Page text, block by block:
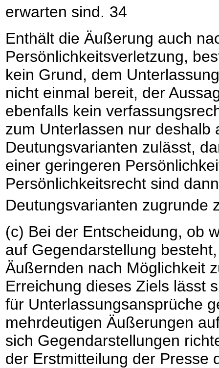
erwarten sind. 34
Enthält die Äußerung auch
Persönlichkeitsverletzung,
kein Grund, dem
nicht einmal bereit, der
ebenfalls kein
zum Unterlassen nur
Deutungsvarianten zulässt,
einer geringeren
Persönlichkeitsrecht sind
Deutungsvarianten zugrunde
(c) Bei der Entscheidung, ob
auf Gegendarstellung
Äußernden nach Möglichkeit
Erreichung dieses Ziels lässt
für Unterlassungsansprüche
mehrdeutigen Äußerungen
sich Gegendarstellungen
der Erstmitteilung der Presse